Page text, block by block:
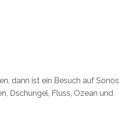
dann ist ein Besuch auf Sonos
Dschungel, Fluss, Ozean und